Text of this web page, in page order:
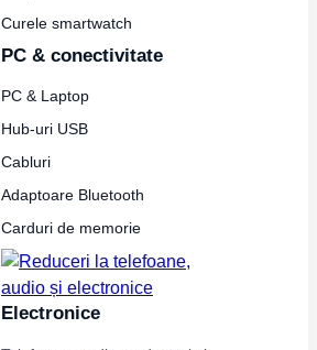
Curele smartwatch
PC & conectivitate
PC & Laptop
Hub-uri USB
Cabluri
Adaptoare Bluetooth
Carduri de memorie
Electronice